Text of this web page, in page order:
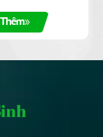
hại. Bài viết phân
điểm và đưa